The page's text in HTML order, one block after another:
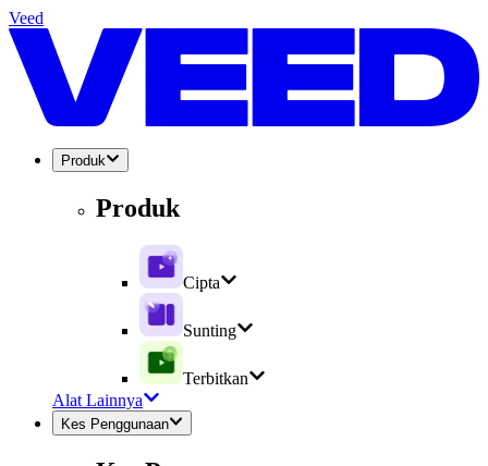
Veed
Produk
Produk
Cipta
Sunting
Terbitkan
Alat Lainnya
Kes Penggunaan